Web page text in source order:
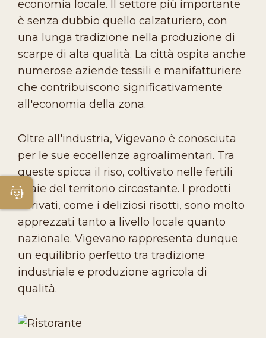
economia locale. Il settore più importante
è senza dubbio quello calzaturiero, con
una lunga tradizione nella produzione di
scarpe di alta qualità. La città ospita anche
numerose aziende tessili e manifatturiere
che contribuiscono significativamente
all'economia della zona.
Oltre all'industria, Vigevano è conosciuta
per le sue eccellenze agroalimentari. Tra
queste spicca il riso, coltivato nelle fertili
risaie del territorio circostante. I prodotti
derivati, come i deliziosi risotti, sono molto
apprezzati tanto a livello locale quanto
nazionale. Vigevano rappresenta dunque
un equilibrio perfetto tra tradizione
industriale e produzione agricola di
qualità.
Apri Chatbot